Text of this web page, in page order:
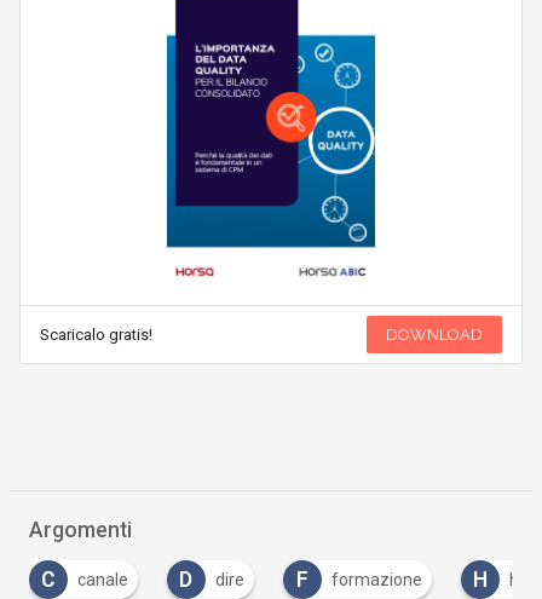
Scaricalo gratis! DOWNLOAD
Argomenti
D dire F formazione H hr lavorare